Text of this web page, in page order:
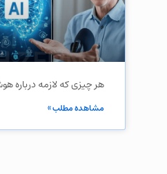
هر چیزی که لازمه درباره
مشاهده مطلب »